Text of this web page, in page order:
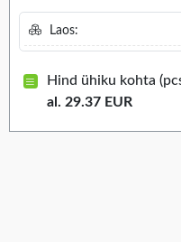
Laos:
Hind ühiku kohta
al. 29.37 EUR